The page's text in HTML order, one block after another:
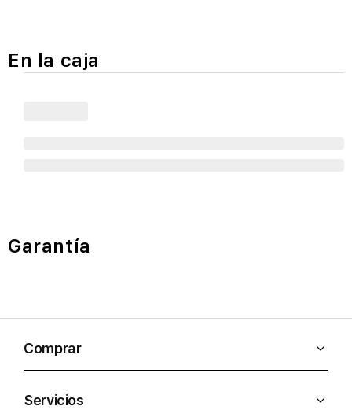
En la caja
Garantía
Comprar
Servicios